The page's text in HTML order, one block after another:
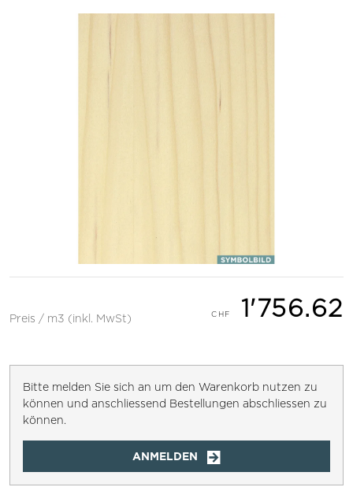
Preis / m3 (inkl. MwSt) 1'756.62
Bitte melden Sie sich an um den Warenkorb nutzen zu
können und anschliessend Bestellungen abschliessen zu
können.
ANMELDEN